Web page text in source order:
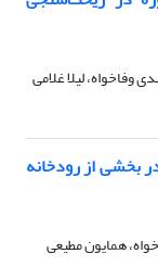
لیلا غلامی
از رودخانه
همایون مطیعی